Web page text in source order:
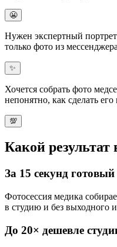
😬
Нужен экспертный портрет
только фото из
✨
Хочется собрать фото
непонятно, как сделать
💯
Какой
За 15 секунд готовый
Фотосессия медика
в студию и без выходного
До 20× дешевле